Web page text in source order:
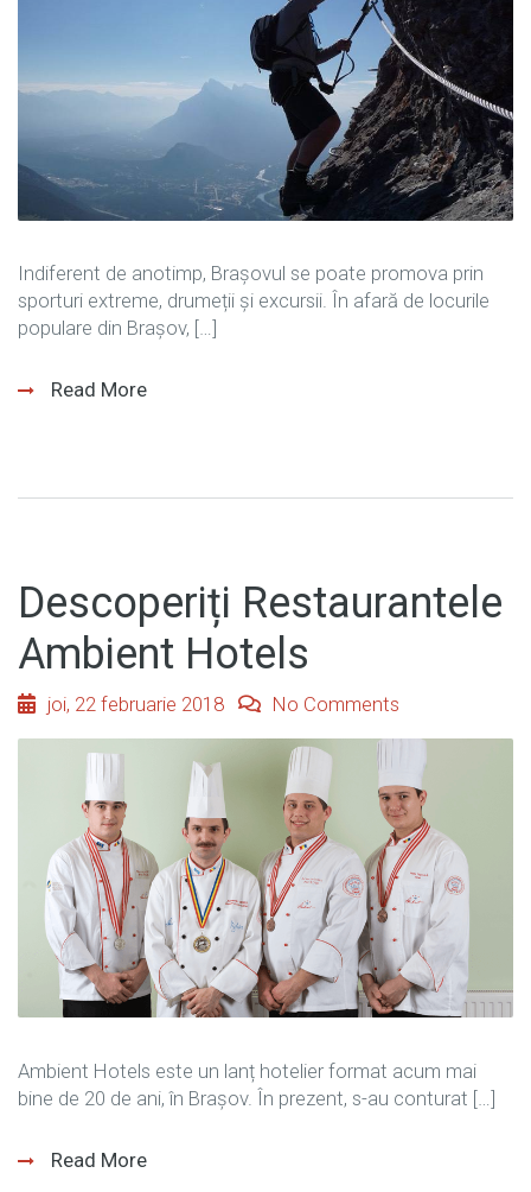
Indiferent de anotimp, Brașovul se poate promova prin
sporturi extreme, drumeții și excursii. În afară de locurile
populare din Braşov, […]
Read More
Descoperiți Restaurantele
Ambient Hotels
joi, 22 februarie 2018 No Comments
Ambient Hotels este un lanț hotelier format acum mai
bine de 20 de ani, în Brașov. În prezent, s-au conturat […]
Read More